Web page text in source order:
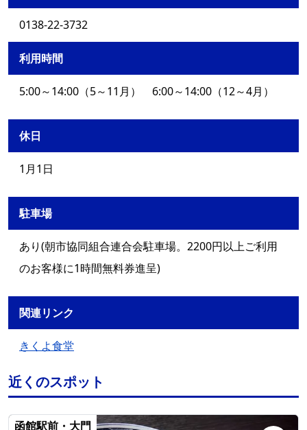
0138-22-3732
利用時間
5:00～14:00（5～11月） 6:00～14:00（12～4月）
休日
1月1日
駐車場
あり(朝市協同組合連合会駐車場。2200円以上ご利用
のお客様に1時間無料券進呈)
関連リンク
きくよ食堂
近くのスポット
函館駅前・大門